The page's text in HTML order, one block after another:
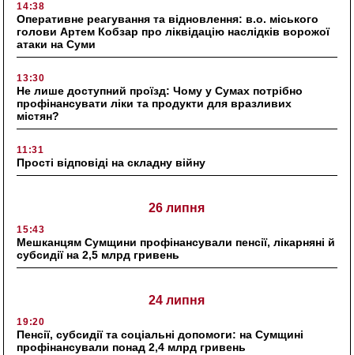
14:38
Оперативне реагування та відновлення: в.о. міського
голови Артем Кобзар про ліквідацію наслідків ворожої
атаки на Суми
13:30
Не лише доступний проїзд: Чому у Сумах потрібно
профінансувати ліки та продукти для вразливих
містян?
11:31
Прості відповіді на складну війну
26 липня
15:43
Мешканцям Сумщини профінансували пенсії, лікарняні й
субсидії на 2,5 млрд гривень
24 липня
19:20
Пенсії, субсидії та соціальні допомоги: на Сумщині
профінансували понад 2,4 млрд гривень